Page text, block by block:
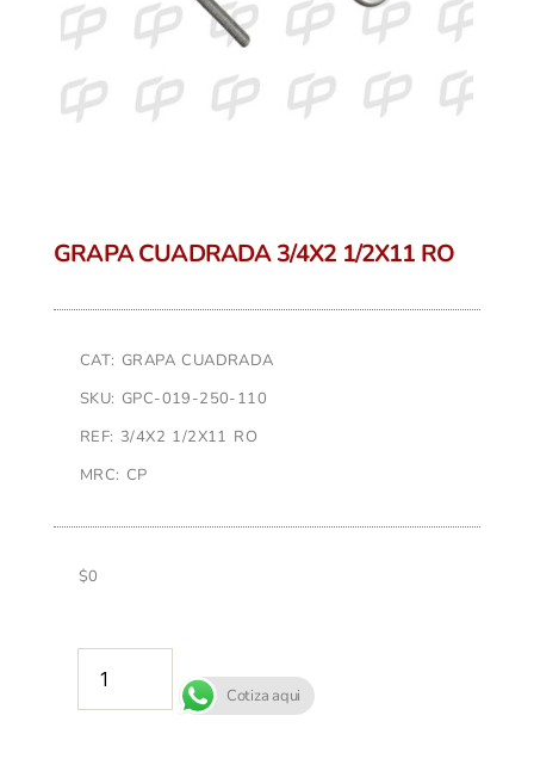
GRAPA CUADRADA 3/4X2 1/2X11 RO
CAT: GRAPA CUADRADA
SKU: GPC-019-250-110
REF: 3/4X2 1/2X11 RO
MRC: CP
$0
Cotiza aqui